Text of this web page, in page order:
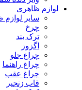
لوازم ظاهری
سایر لوازم
چرخ
ترک بند
اگزوز
چراغ جلو
چراغ راهنما
چراغ عقب
قاب زنجیر